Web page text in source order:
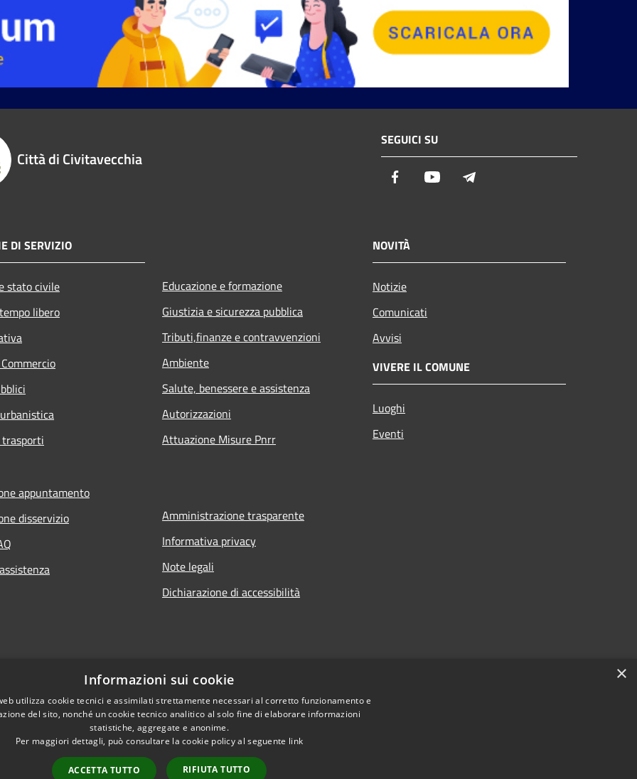
Città di Civitavecchia
SEGUICI SU
Facebook Youtube
DI SERVIZIO
stato civile
libero
Educazione e formazione
Giustizia e sicurezza pubblica
Tributi,finanze e contravvenzioni
Ambiente
Salute, benessere e assistenza
Autorizzazioni
Attuazione Misure Pnrr
NOVITÀ
Notizie
Comunicati
Avvisi
VIVERE IL COMUNE
Luoghi
Eventi
appuntamento
disservizio
Amministrazione trasparente
Informativa privacy
Note legali
Dichiarazione di accessibilità
×
Informazioni sui cookie
utilizza cookie tecnici e assimilati strettamente necessari al corretto funzionamento e
del sito, nonché un cookie tecnico analitico al solo fine di elaborare informazioni
statistiche, aggregate e anonime.
Per maggiori dettagli, può consultare la cookie policy al seguente link
ACCETTA TUTTO RIFIUTA TUTTO